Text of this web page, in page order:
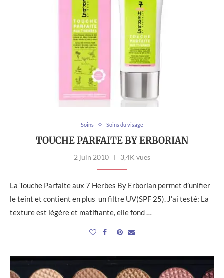
Soins Soins du visage
TOUCHE PARFAITE BY ERBORIAN
2 juin 2010 3,4K vues
La Touche Parfaite aux 7 Herbes By Erborian permet d’unifier
le teint et contient en plus un filtre UV(SPF 25). J’ai testé: La
texture est légère et matifiante, elle fond …